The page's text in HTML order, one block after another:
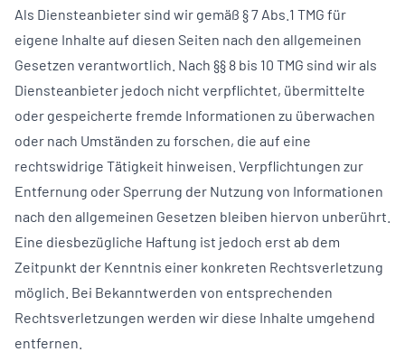
Als Diensteanbieter sind wir gemäß § 7 Abs.1 TMG für
eigene Inhalte auf diesen Seiten nach den allgemeinen
Gesetzen verantwortlich. Nach §§ 8 bis 10 TMG sind wir als
Diensteanbieter jedoch nicht verpflichtet, übermittelte
oder gespeicherte fremde Informationen zu überwachen
oder nach Umständen zu forschen, die auf eine
rechtswidrige Tätigkeit hinweisen. Verpflichtungen zur
Entfernung oder Sperrung der Nutzung von Informationen
nach den allgemeinen Gesetzen bleiben hiervon unberührt.
Eine diesbezügliche Haftung ist jedoch erst ab dem
Zeitpunkt der Kenntnis einer konkreten Rechtsverletzung
möglich. Bei Bekanntwerden von entsprechenden
Rechtsverletzungen werden wir diese Inhalte umgehend
entfernen.